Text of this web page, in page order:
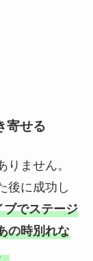
寄せる
ません。
後に成功し
ブでステージ
の時別れな